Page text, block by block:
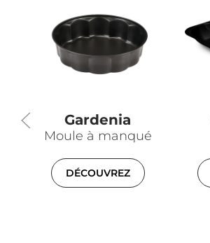
Gardenia
Moule à manqué
DÉCOUVREZ